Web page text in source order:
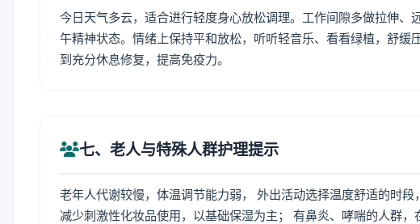
今日天气多云，适合进行轻度身心放松调理。工作间隙多做拉伸
午精神状态。情绪上保持平和放松，听听轻音乐、看看绿植，舒
到充分休息修复，提高免疫力。
七、老人与特殊人群护理提示
老年人代谢较慢，体温调节能力弱， 外出活动选择温度舒适的时
减少刺激性化妆品使用，以基础保湿为主； 有鼻炎、哮喘的人群